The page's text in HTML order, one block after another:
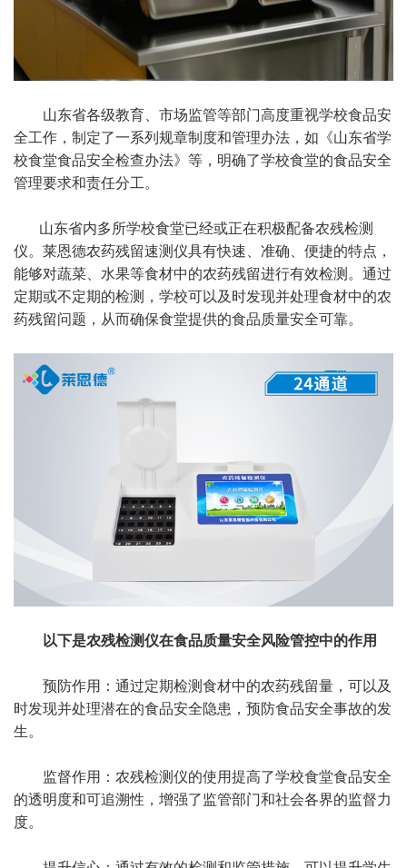
山东省各级教育、市场监管等部门高度重视学校食品安
全工作，制定了一系列规章制度和管理办法，如《山东省学
校食堂食品安全检查办法》等，明确了学校食堂的食品安全
管理要求和责任分工。
山东省内多所学校食堂已经或正在积极配备农残检测
仪。莱恩德农药残留速测仪具有快速、准确、便捷的特点，
能够对蔬菜、水果等食材中的农药残留进行有效检测。通过
定期或不定期的检测，学校可以及时发现并处理食材中的农
药残留问题，从而确保食堂提供的食品质量安全可靠。
以下是农残检测仪在食品质量安全风险管控中的作用
预防作用：通过定期检测食材中的农药残留量，可以及
时发现并处理潜在的食品安全隐患，预防食品安全事故的发
生。
监督作用：农残检测仪的使用提高了学校食堂食品安全
的透明度和可追溯性，增强了监管部门和社会各界的监督力
度。